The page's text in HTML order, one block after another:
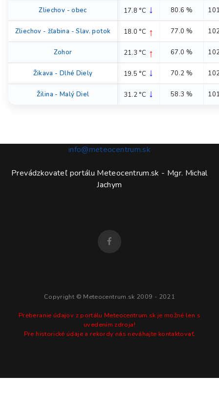
Zliechov - obec 17.8 °C ↓ 80.6 %
Zliechov - žľabina - Slav. potok 18.0 °C ↑ 77.0 %
Zohor 21.3 °C ↑ 67.0 %
Žikava - Dlhé Diely 19.5 °C ↓ 70.2 %
Žilina - Malý Diel 31.2 °C ↓ 58.3 %
info@meteocentrum.sk
Prevádzkovateľ portálu Meteocentrum.sk - Mgr. Michal
Jachym
Copyright © Meteocentrum.sk 2009 - 2021
Preberanie údajov z portálu Meteocentrum.sk je možné len s
uvedením zdroja!
Pre historické údaje a rekordy nás neváhajte kontaktovať.